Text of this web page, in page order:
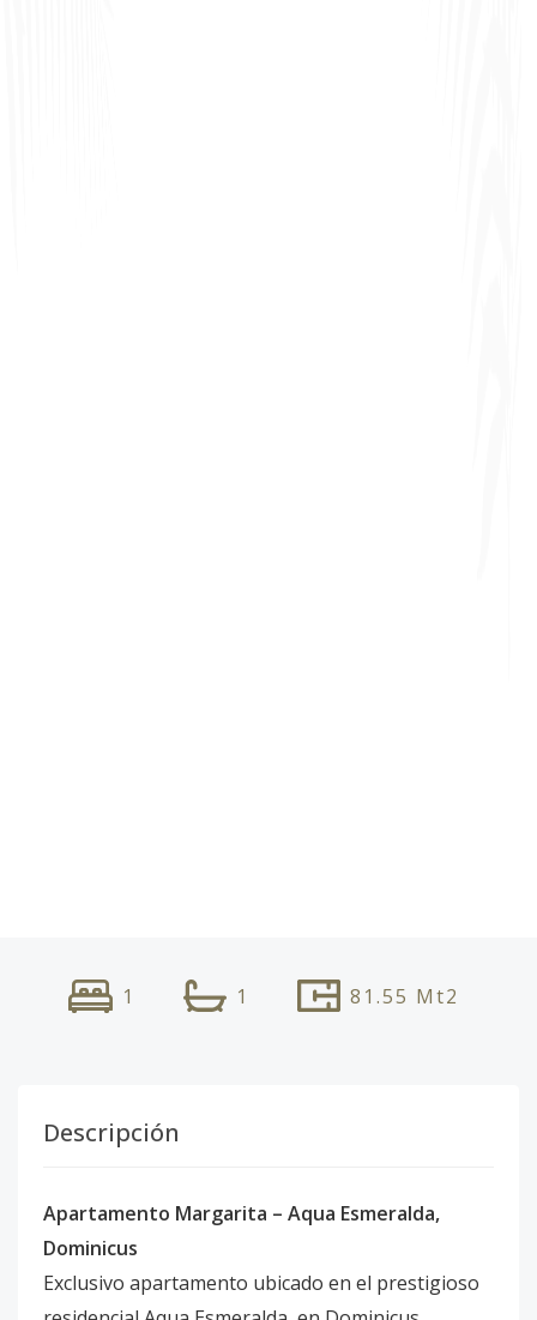
1 1 81.55 Mt2
Descripción
Apartamento Margarita – Aqua Esmeralda,
Dominicus
Exclusivo apartamento ubicado en el prestigioso